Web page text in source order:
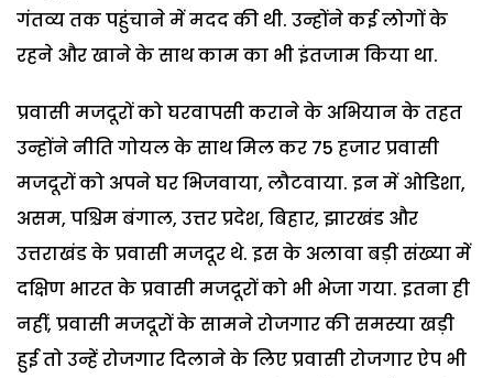
गंतव्य तक पहुंचाने में मदद की थी. उन्होंने कई लोगों के
रहने और खाने के साथ काम का भी इंतजाम किया था.
प्रवासी मजदूरों को घरवापसी कराने के अभियान के तहत
उन्होंने नीति गोयल के साथ मिल कर 75 हजार प्रवासी
मजदूरों को अपने घर भिजवाया, लौटवाया. इन में ओडिशा,
असम, पश्चिम बंगाल, उत्तर प्रदेश, बिहार, झारखंड और
उत्तराखंड के प्रवासी मजदूर थे. इस के अलावा बड़ी संख्या में
दक्षिण भारत के प्रवासी मजदूरों को भी भेजा गया. इतना ही
नहीं, प्रवासी मजदूरों के सामने रोजगार की समस्या खड़ी
हुई तो उन्हें रोजगार दिलाने के लिए प्रवासी रोजगार ऐप भी